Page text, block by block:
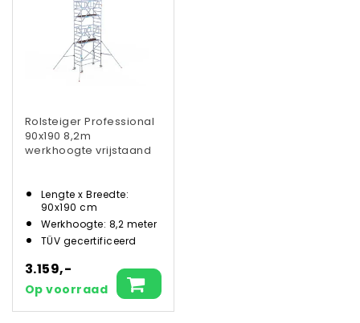
Rolsteiger Professional
90x190 8,2m
werkhoogte vrijstaand
Lengte x Breedte:
90x190 cm
Werkhoogte: 8,2 meter
TÜV gecertificeerd
3.159,-
Op voorraad